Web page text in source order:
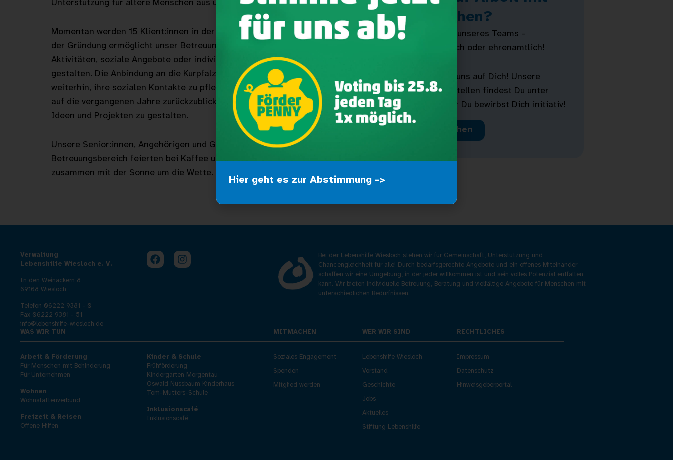
Unterstützung für ältere Menschen aus unserer Gemeinschaft.
Momentan werden 15 Klient:innen in der Tagesstruktur für Senioren betreut. Seit
der Gründung ermöglicht unser Betreuungsteam den Senior:innen durch vielfältige
Aktivitäten, soziale Angebote oder individuelle Betreuung den Tag aktiv zu
gestalten. Die Anbindung an die Kurpfalz-Werkstatt ermöglicht den Senior:innen
weiterhin, ihre sozialen Kontakte zu pflegen. Das Jubiläum bietet die Möglichkeit,
auf die vergangenen Jahre zurückzublicken und gleichzeitig die Zukunft mit neuen
Ideen und Projekten zu gestalten.
Unsere Senior:innen, Angehörigen und Gruppen aus dem Förder- und
Betreuungsbereich feierten bei Kaffee und Kuchen, und strahlten bei bester Laune
zusammen mit der Sonne um die Wette.
Menschen?
Werde Teil unseres Teams –
hauptamtlich oder ehrenamtlich!
Wir freuen uns auf Dich! Unsere
aktuellen Stellen findest Du unter
– oder Du bewirbst Dich initiativ!
Mitmachen
Verwaltung
Lebenshilfe Wiesloch e. V.
In den Weinäckern 8
69168 Wiesloch
Telefon 06222 9381 - 0
Fax 06222 9381 - 51
info@lebenshilfe-wiesloch.de
Bei der Lebenshilfe Wiesloch stehen wir für Gemeinschaft, Unterstützung und
Chancengleichheit für alle! Durch bedarfsgerechte Angebote und ein offenes Miteinander
schaffen wir eine Umgebung, in der jeder willkommen ist und sein volles Potenzial entfalten
kann. Wir bieten individuelle Betreuung, Beratung und vielfältige Angebote für Menschen mit
unterschiedlichen Bedürfnissen.
WAS WIR TUN
Arbeit & Förderung
Für Menschen mit Behinderung
Für Unternehmen
Wohnen
Wohnstättenverbund
Freizeit & Reisen
Offene Hilfen
Kinder & Schule
Frühförderung
Kindergarten Morgentau
Oswald Nussbaum Kinderhaus
Tom-Mutters-Schule
Inklusionscafé
Inklusionscafé
MITMACHEN
Soziales Engagement
Spenden
Mitglied werden
WER WIR SIND
Lebenshilfe Wiesloch
Vorstand
Geschichte
Jobs
Aktuelles
Stiftung Lebenshilfe
RECHTLICHES
Impressum
Datenschutz
Hinweisgeberportal
Hier geht es zur Abstimmung ->